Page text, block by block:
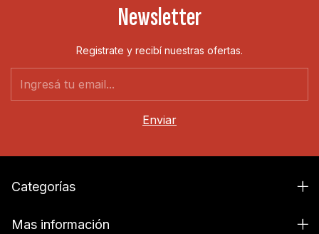
Newsletter
Registrate y recibí nuestras ofertas.
Categorías
Mas información